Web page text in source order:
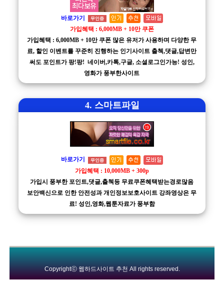
바로가기 무인증
가입혜택 : 6,000MB + 10만 쿠폰
가입혜택 : 6,000MB + 10만 쿠폰 많은 유저가 사용하며 다양한 무
료, 할인 이벤트를 꾸준히 진행하는 인기사이트 출첵,댓글,답변만
써도 포인트가 팡!팡! 네이버,카톡,구글, 소셜로그인가능! 성인,
영화가 풍부한사이트
4. 스마트파일
바로가기 무인증
가입혜택 : 10,000MB + 300p
가입시 풍부한 포인트,댓글,출첵등 무료쿠폰혜택받는경로많음
보안백신으로 인한 안전성과 개인정보보호사이트 강좌영상은 무
료! 성인,영화,웹툰자료가 풍부함
Copyrightⓒ 웹하드사이트 추천 All rights reserved.